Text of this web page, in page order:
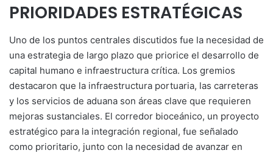
PRIORIDADES ESTRATÉGICAS
Uno de los puntos centrales discutidos fue la necesidad de
una estrategia de largo plazo que priorice el desarrollo de
capital humano e infraestructura crítica. Los gremios
destacaron que la infraestructura portuaria, las carreteras
y los servicios de aduana son áreas clave que requieren
mejoras sustanciales. El corredor bioceánico, un proyecto
estratégico para la integración regional, fue señalado
como prioritario, junto con la necesidad de avanzar en